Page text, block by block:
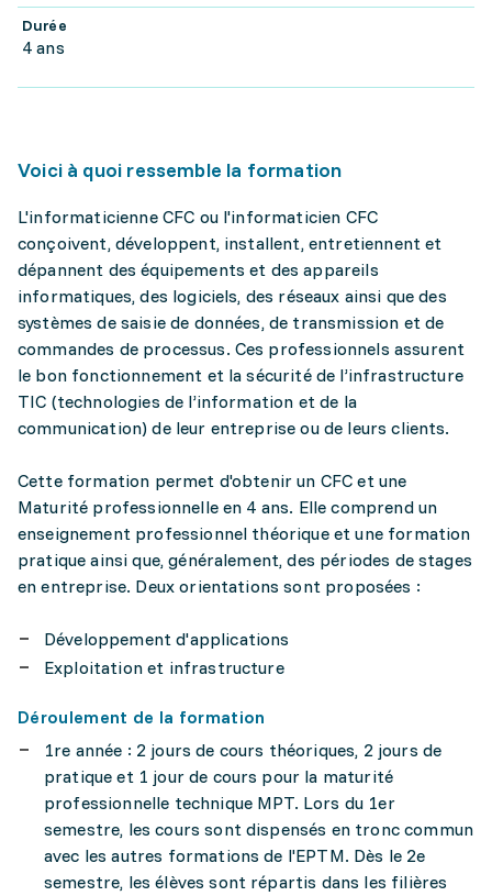
Durée
4 ans
Voici à quoi ressemble la formation
L'informaticienne CFC ou l'informaticien CFC
conçoivent, développent, installent, entretiennent et
dépannent des équipements et des appareils
informatiques, des logiciels, des réseaux ainsi que des
systèmes de saisie de données, de transmission et de
commandes de processus. Ces professionnels assurent
le bon fonctionnement et la sécurité de l’infrastructure
TIC (technologies de l’information et de la
communication) de leur entreprise ou de leurs clients.
Cette formation permet d'obtenir un CFC et une
Maturité professionnelle en 4 ans. Elle comprend un
enseignement professionnel théorique et une formation
pratique ainsi que, généralement, des périodes de stages
en entreprise. Deux orientations sont proposées :
Développement d'applications
Exploitation et infrastructure
Déroulement de la formation
1re année : 2 jours de cours théoriques, 2 jours de
pratique et 1 jour de cours pour la maturité
professionnelle technique MPT. Lors du 1er
semestre, les cours sont dispensés en tronc commun
avec les autres formations de l'EPTM. Dès le 2e
semestre, les élèves sont répartis dans les filières